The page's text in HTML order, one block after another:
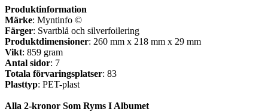
Produktinformation
Märke: Myntinfo ©
Färger: Svartblå och silverfoilering
Produktdimensioner: 260 mm x 218 mm x 29 mm
Vikt: 859 gram
Antal sidor: 7
Totala förvaringsplatser: 83
Plasttyp: PET-plast
Alla 2-kronor Som Ryms I Albumet